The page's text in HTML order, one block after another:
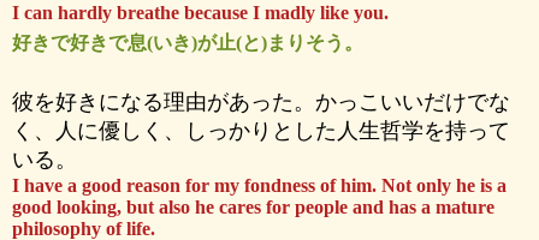
I can hardly breathe because I madly like you.
好きで好きで息(いき)が止(と)まりそう。
彼を好きになる理由があった。かっこいいだけでな
く、人に優しく、しっかりとした人生哲学を持って
いる。
I have a good reason for my fondness of him. Not only he is a
good looking, but also he cares for people and has a mature
philosophy of life.